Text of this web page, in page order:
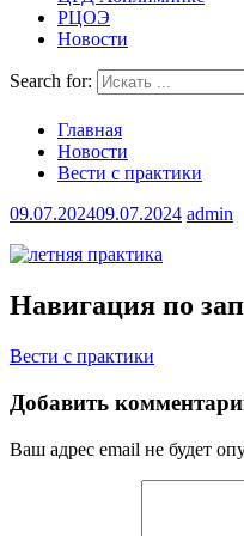
РЦОЭ
Новости
Search for:
Главная
Новости
Вести с практики
09.07.202409.07.2024 admin
Навигация по
Вести с практики
Добавить
Ваш адрес email не будет